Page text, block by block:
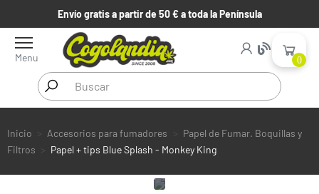
Envío gratis a partir de 50 € a toda la Península
Menu 0
Inicio Accesorios para fumadores
Papel de Fumar. Boquillas y
Filtros
Papel + tips Blue Splash - Monkey King